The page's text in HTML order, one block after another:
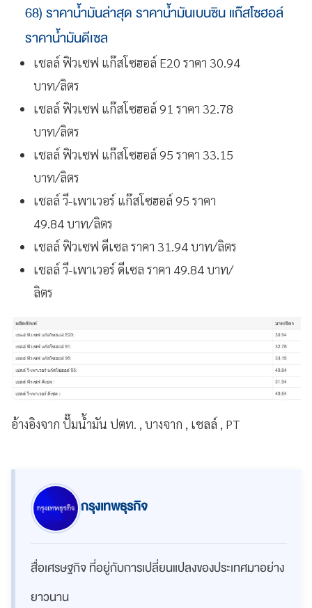
68) ราคาน้ำมันล่าสุด ราคาน้ำมันเบนซิน แก๊สโซฮอล์
ราคาน้ำมันดีเซล
เชลล์ ฟิวเซฟ แก๊สโซฮอล์ E20 ราคา 30.94
บาท/ลิตร
เชลล์ ฟิวเซฟ แก๊สโซฮอล์ 91 ราคา 32.78
บาท/ลิตร
เชลล์ ฟิวเซฟ แก๊สโซฮอล์ 95 ราคา 33.15
บาท/ลิตร
เชลล์ วี-เพาเวอร์ แก๊สโซฮอล์ 95 ราคา
49.84 บาท/ลิตร
เชลล์ ฟิวเซฟ ดีเซล ราคา 31.94 บาท/ลิตร
เชลล์ วี-เพาเวอร์ ดีเซล ราคา 49.84 บาท/
ลิตร
อ้างอิงจาก ปั๊มน้ำมัน ปตท. , บางจาก , เชลล์ , PT
กรุงเทพธุรกิจ
สื่อเศรษฐกิจ ที่อยู่กับการเปลี่ยนแปลงของประเทศมาอย่าง
ยาวนาน